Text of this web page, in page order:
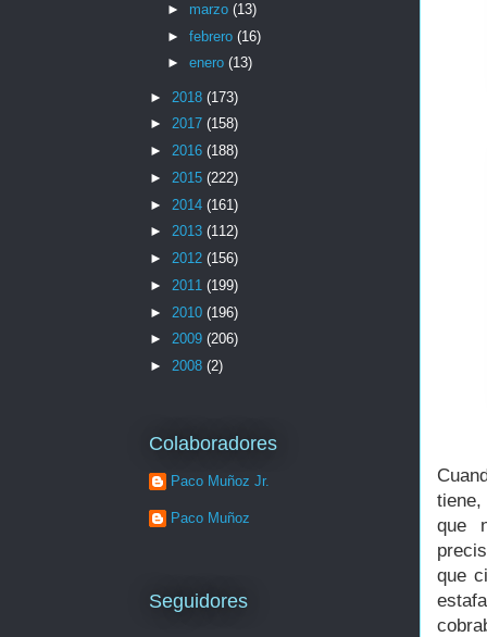
tiene,
que
que
► marzo (13)
► febrero (16)
► enero (13)
► 2018 (173)
► 2017 (158)
► 2016 (188)
► 2015 (222)
► 2014 (161)
► 2013 (112)
► 2012 (156)
► 2011 (199)
► 2010 (196)
► 2009 (206)
► 2008 (2)
Colaboradores
Paco Muñoz Jr.
Paco Muñoz
Seguidores